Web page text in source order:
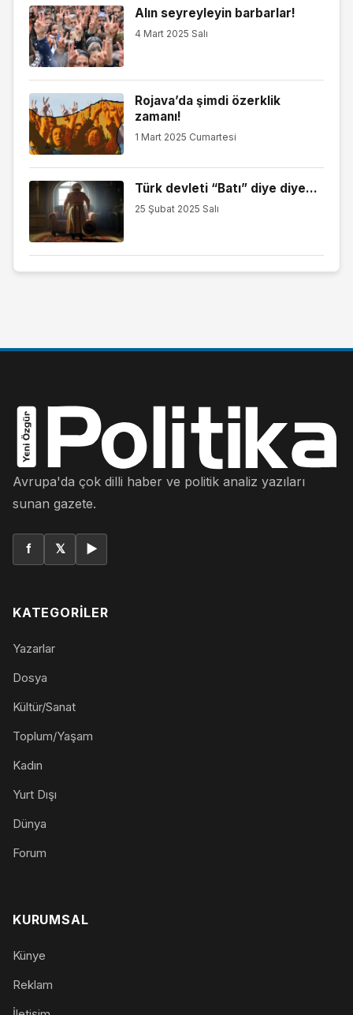
Alın seyreyleyin barbarlar!
4 Mart 2025 Salı
Rojava’da şimdi özerklik
zamanı!
1 Mart 2025 Cumartesi
Türk devleti “Batı” diye diye…
25 Şubat 2025 Salı
Avrupa'da çok dilli haber ve politik analiz yazıları
sunan gazete.
f 𝕏 ▶
KATEGORILER
Yazarlar
Dosya
Kültür/Sanat
Toplum/Yaşam
Kadın
Yurt Dışı
Dünya
Forum
KURUMSAL
Künye
Reklam